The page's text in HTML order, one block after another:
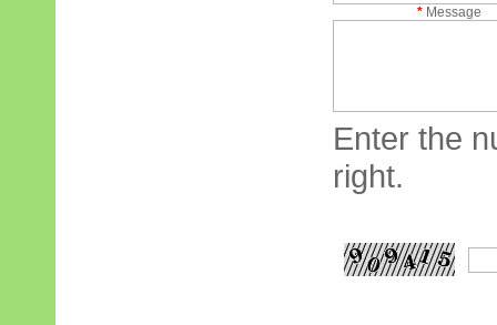
* Message
Enter the
right.